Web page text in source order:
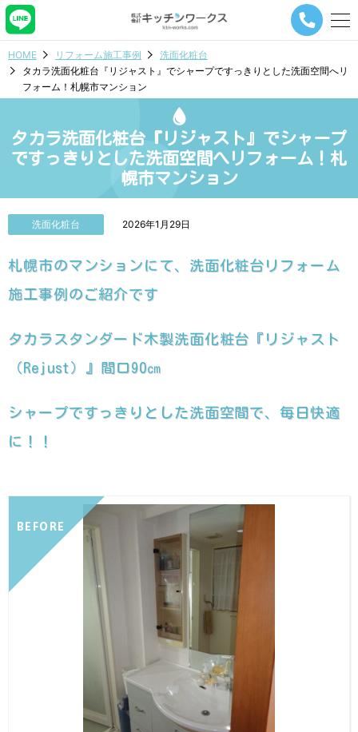
メ
ー
ビ
ー
シ
ョ
ン
タ
HOME リフォーム施工事例
洗面化粧台
タカラ洗面化粧台『リジャスト』でシャープですっきりとした洗面空間へリ
フォーム！札幌市マンション
タカラ洗面化粧台『リジャスト』でシャープ
ですっきりとした洗面空間へリフォーム！札
幌市マンション
洗面化粧台 2026年1月29日
札幌市のマンションにて、洗面化粧台リフォーム
施工事例のご紹介です
タカラスタンダード木製洗面化粧台『リジャスト
（Rejust）』間口90㎝
シャープですっきりとした洗面空間で、毎日快適
に！！
BEFORE